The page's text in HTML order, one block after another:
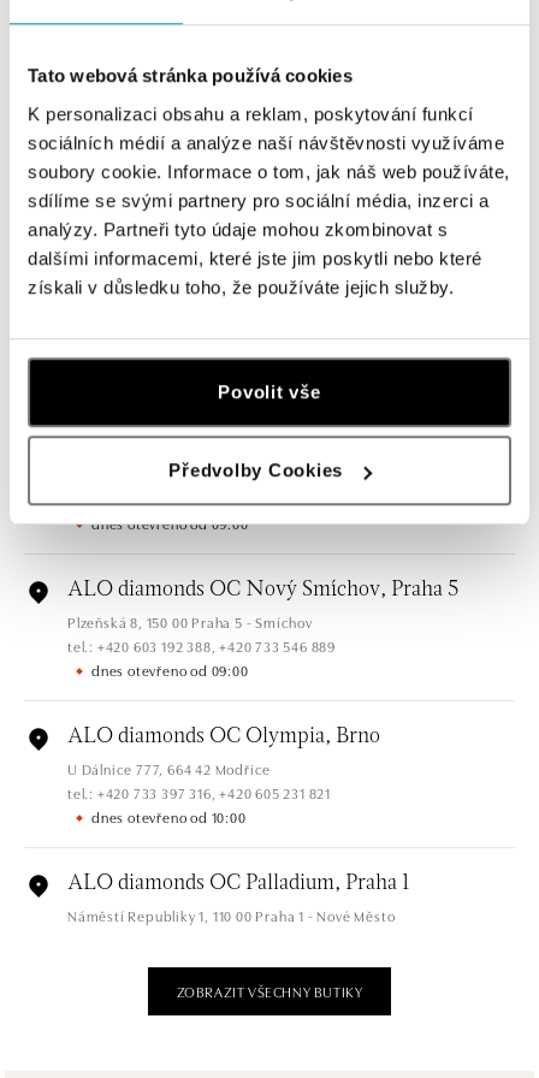
Tato webová stránka používá cookies
K personalizaci obsahu a reklam, poskytování funkcí
sociálních médií a analýze naší návštěvnosti využíváme
soubory cookie. Informace o tom, jak náš web používáte,
sdílíme se svými partnery pro sociální média, inzerci a
analýzy. Partneři tyto údaje mohou zkombinovat s
dalšími informacemi, které jste jim poskytli nebo které
získali v důsledku toho, že používáte jejich služby.
Povolit vše
Předvolby Cookies
Ostrava
Jantarová 3344/4, 702 00 Ostrava-Moravská Ostrava
tel.: +420 603 166 013, +420 603 565 187
dnes otevřeno od 09:00
ALO diamonds OC Nový Smíchov, Praha 5
Plzeňská 8, 150 00 Praha 5 - Smíchov
tel.: +420 603 192 388, +420 733 546 889
dnes otevřeno od 09:00
ALO diamonds OC Olympia, Brno
U Dálnice 777, 664 42 Modřice
tel.: +420 733 397 316, +420 605 231 821
dnes otevřeno od 10:00
ALO diamonds OC Palladium, Praha 1
Náměstí Republiky 1, 110 00 Praha 1 - Nové Město
dnes otevřeno od 09:00
ZOBRAZIT VŠECHNY BUTIKY